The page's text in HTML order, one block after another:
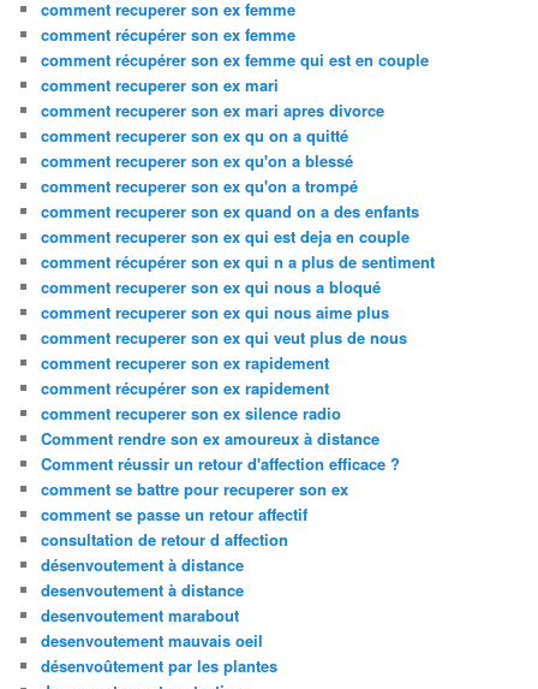
comment recuperer son ex femme
comment récupérer son ex femme
comment récupérer son ex femme qui est en couple
comment recuperer son ex mari
comment recuperer son ex mari apres divorce
comment recuperer son ex qu on a quitté
comment recuperer son ex qu'on a blessé
comment recuperer son ex qu'on a trompé
comment recuperer son ex quand on a des enfants
comment recuperer son ex qui est deja en couple
comment récupérer son ex qui n a plus de sentiment
comment recuperer son ex qui nous a bloqué
comment recuperer son ex qui nous aime plus
comment recuperer son ex qui veut plus de nous
comment recuperer son ex rapidement
comment récupérer son ex rapidement
comment recuperer son ex silence radio
Comment rendre son ex amoureux à distance
Comment réussir un retour d'affection efficace ?
comment se battre pour recuperer son ex
comment se passe un retour affectif
consultation de retour d affection
désenvoutement à distance
desenvoutement à distance
desenvoutement marabout
desenvoutement mauvais oeil
désenvoûtement par les plantes